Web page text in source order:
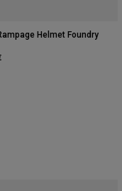
Helmet Foundry